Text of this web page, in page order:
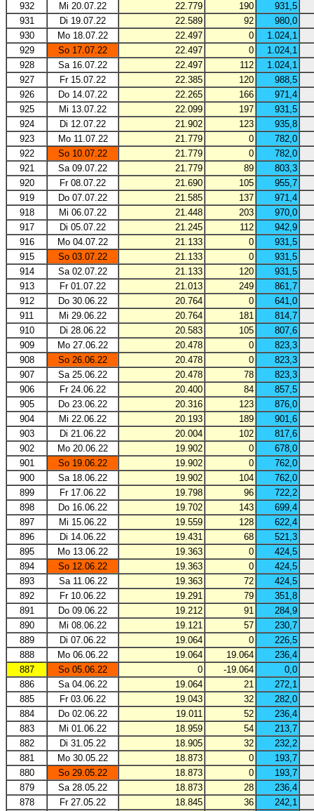
932
Mi 20.07.22 22.779 190
931,5
931
Di 19.07.22 22.589 92
980,0
930
Mo 18.07.22 22.497 0
1.024,1
929
So 17.07.22 22.497 0
1.024,1
928
Sa 16.07.22 22.497 112
1.024,1
927
Fr 15.07.22 22.385 120
988,5
926
Do 14.07.22 22.265 166
971,4
925
Mi 13.07.22 22.099 197
931,5
924
Di 12.07.22 21.902 123
935,8
923
Mo 11.07.22 21.779 0
782,0
922
So 10.07.22 21.779 0
782,0
921
Sa 09.07.22 21.779 89
803,3
920
Fr 08.07.22 21.690 105
955,7
919
Do 07.07.22 21.585 137
971,4
918
Mi 06.07.22 21.448 203
970,0
917
Di 05.07.22 21.245 112
942,9
916
Mo 04.07.22 21.133 0
931,5
915
So 03.07.22 21.133 0
931,5
914
Sa 02.07.22 21.133 120
931,5
913
Fr 01.07.22 21.013 249
861,7
912
Do 30.06.22 20.764 0
641,0
911
Mi 29.06.22 20.764 181
814,7
910
Di 28.06.22 20.583 105
807,6
909
Mo 27.06.22 20.478 0
823,3
908
So 26.06.22 20.478 0
823,3
907
Sa 25.06.22 20.478 78
823,3
906
Fr 24.06.22 20.400 84
857,5
905
Do 23.06.22 20.316 123
876,0
904
Mi 22.06.22 20.193 189
901,6
903
Di 21.06.22 20.004 102
817,6
902
Mo 20.06.22 19.902 0
678,0
901
So 19.06.22 19.902 0
762,0
900
Sa 18.06.22 19.902 104
762,0
899
Fr 17.06.22 19.798 96
722,2
898
Do 16.06.22 19.702 143
699,4
897
Mi 15.06.22 19.559 128
622,4
896
Di 14.06.22 19.431 68
521,3
895
Mo 13.06.22 19.363 0
424,5
894
So 12.06.22 19.363 0
424,5
893
Sa 11.06.22 19.363 72
424,5
892
Fr 10.06.22 19.291 79
351,8
891
Do 09.06.22 19.212 91
284,9
890
Mi 08.06.22 19.121 57
230,7
889
Di 07.06.22 19.064 0
226,5
888
Mo 06.06.22 19.064 19.064
236,4
887
So 05.06.22 0 -19.064
0,0
886
Sa 04.06.22 19.064 21
272,1
885
Fr 03.06.22 19.043 32
282,0
884
Do 02.06.22 19.011 52
236,4
883
Mi 01.06.22 18.959 54
213,7
882
Di 31.05.22 18.905 32
232,2
881
Mo 30.05.22 18.873 0
193,7
880
So 29.05.22 18.873 0
193,7
879
Sa 28.05.22 18.873 28
236,4
878
Fr 27.05.22 18.845 36
242,1